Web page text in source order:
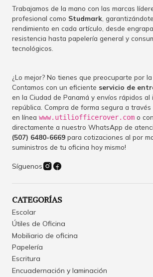
Trabajamos de la mano con las marcas
profesional como Studmark ,
rendimiento en cada artículo, desde
resistencia hasta papelería general y
tecnológicos.
¿Lo mejor? No tienes que preocuparte por la
Contamos con un eficiente servicio de
en la Ciudad de Panamá y envíos rápidos al
república. Compra de forma segura a
en línea www.utiliofficerover.com o
directamente a nuestro WhatsApp de
(507) 6480-6669 para cotizaciones al por
suministros de tu oficina hoy mismo!
Síguenos
CATEGORÍAS
Escolar
Útiles de Oficina
Mobiliario de oficina
Papelería
Escritura
Encuadernación y laminación